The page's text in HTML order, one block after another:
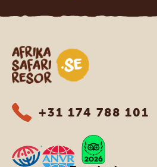
Safari-resor i Afrika
+31 174 788 101